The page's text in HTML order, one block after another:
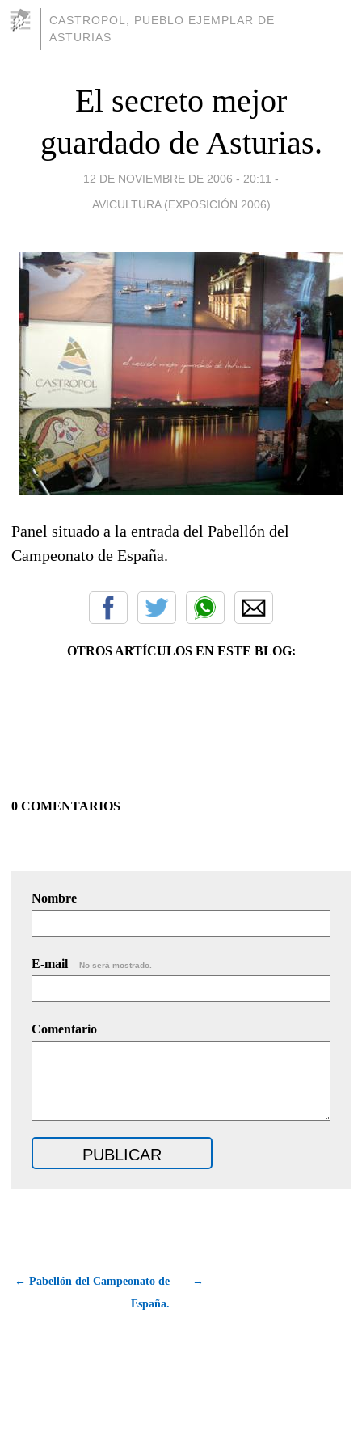
CASTROPOL, PUEBLO EJEMPLAR DE
ASTURIAS
El secreto mejor
guardado de Asturias.
12 DE NOVIEMBRE DE 2006 - 20:11 -
AVICULTURA (EXPOSICIÓN 2006)
Panel situado a la entrada del Pabellón del
Campeonato de España.
OTROS ARTÍCULOS EN ESTE BLOG:
0 COMENTARIOS
Nombre
E-mail No será mostrado.
Comentario
← Pabellón del Campeonato de
España.
→